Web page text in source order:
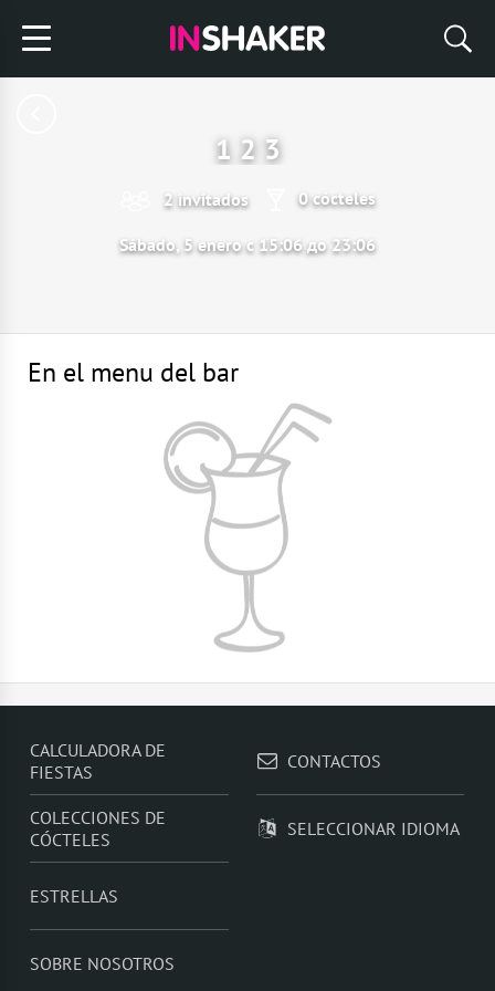
1 2 3
2 invitados 0 cócteles
Sábado, 5 enero с 15:06 до 23:06
En el menu del bar
CALCULADORA DE
FIESTAS
COLECCIONES DE
CÓCTELES
ESTRELLAS
SOBRE NOSOTROS
CONTACTOS
SELECCIONAR IDIOMA